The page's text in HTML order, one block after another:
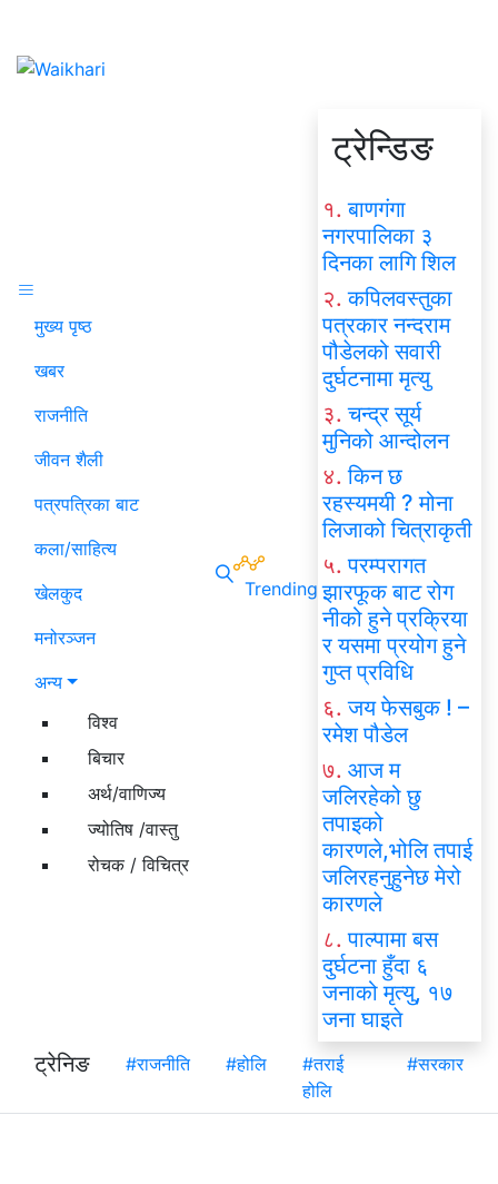
मुख्य पृष्ठ
खबर
राजनीति
जीवन शैली
पत्रपत्रिका बाट
कला/साहित्य
खेलकुद
मनोरञ्जन
अन्य
विश्व
बिचार
अर्थ/वाणिज्य
ज्योतिष /वास्तु
रोचक / विचित्र
Trending
ट्रेन्डिङ
१. बाणगंगा
नगरपालिका ३
दिनका लागि शिल
२. कपिलवस्तुका
पत्रकार नन्दराम
पौडेलको सवारी
दुर्घटनामा मृत्यु
३. चन्द्र सूर्य
मुनिको आन्दोलन
४. किन छ
रहस्यमयी ? मोना
लिजाको चित्राकृती
५. परम्परागत
झारफूक बाट रोग
नीको हुने प्रक्रिया
र यसमा प्रयोग हुने
गुप्त प्रविधि
६. जय फेसबुक ! –
रमेश पौडेल
७. आज म
जलिरहेको छु
तपाइको
कारणले,भोलि तपाई
जलिरहनुहुनेछ मेरो
कारणले
८. पाल्पामा बस
दुर्घटना हुँदा ६
जनाको मृत्यु, १७
जना घाइते
ट्रेनिङ
#राजनीति #होलि
#तराई
होलि
#सरकार